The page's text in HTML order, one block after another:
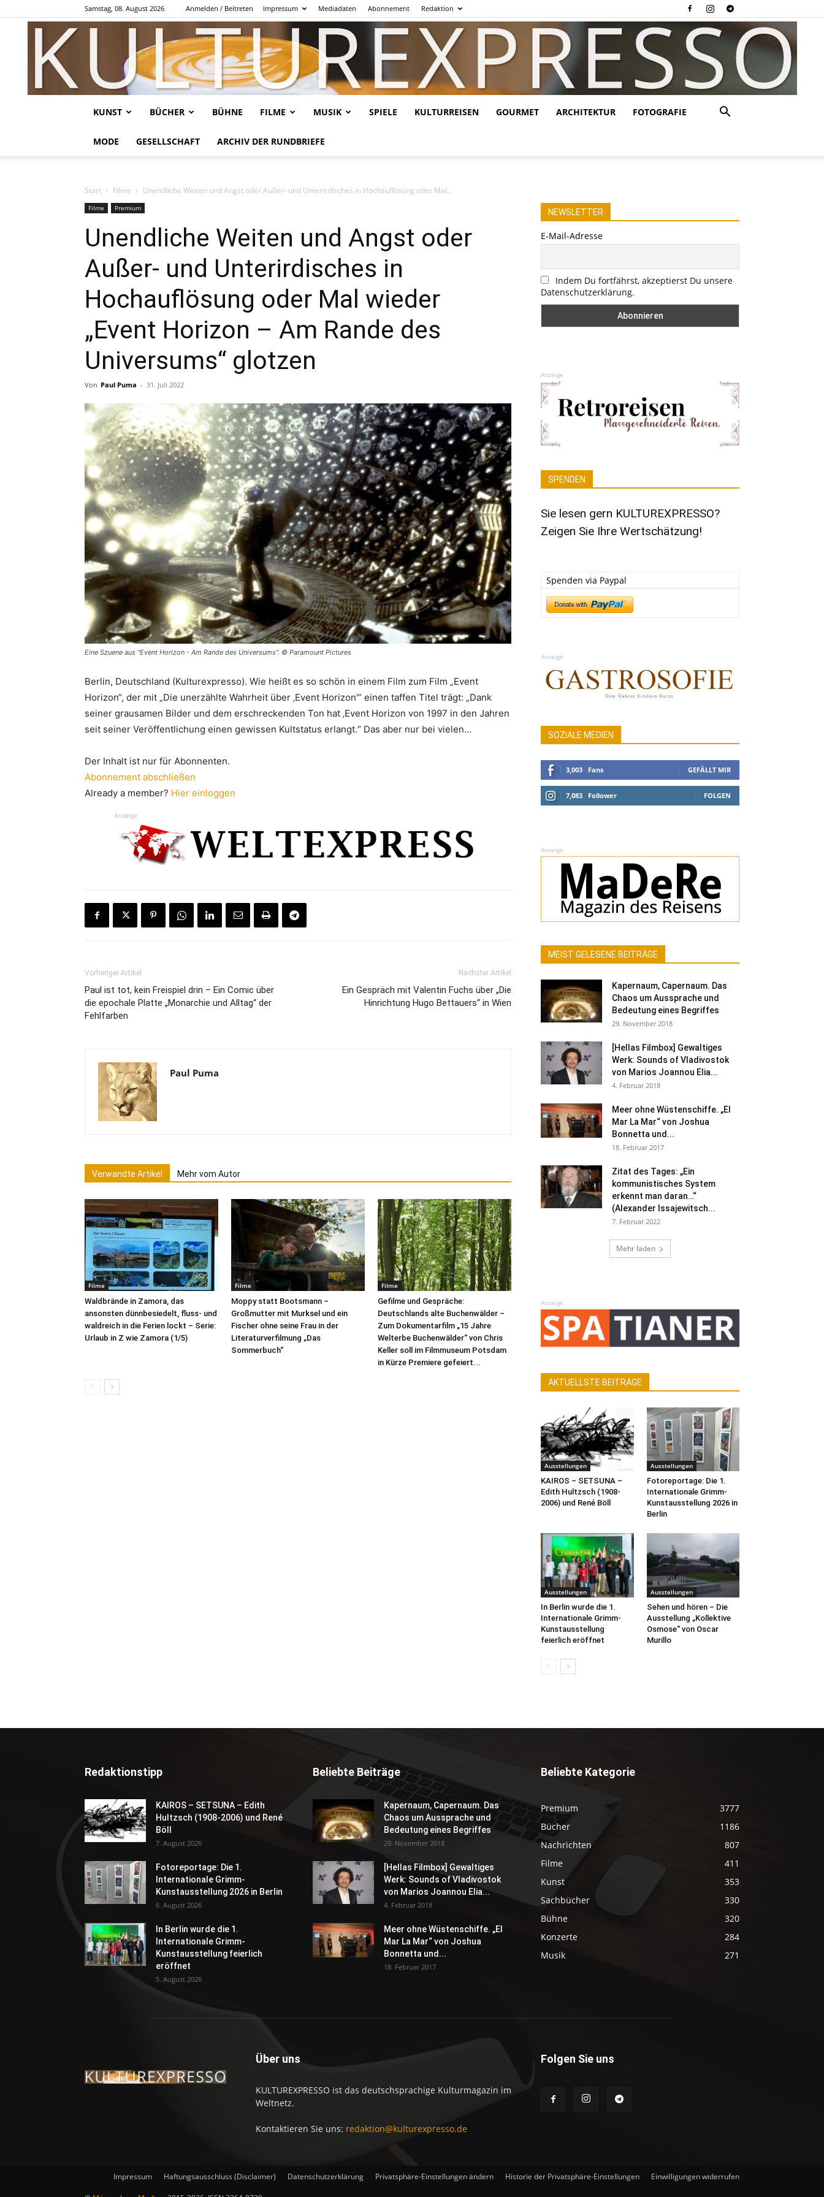
Samstag, 08. August 2026 Anmelden / Beitreten Impressum Mediadaten Abonnement Redaktion
KUNST BÜCHER BÜHNE FILME MUSIK SPIELE KULTURREISEN GOURMET ARCHITEKTUR FOTOGRAFIE
MODE GESELLSCHAFT ARCHIV DER RUNDBRIEFE
Start Filme Unendliche Weiten und Angst oder Außer- und Unterirdisches in Hochauflösung oder Mal...
Filme Premium
Unendliche Weiten und Angst oder
Außer- und Unterirdisches in
Hochauflösung oder Mal wieder
„Event Horizon – Am Rande des
Universums“ glotzen
Von Paul Puma - 31. Juli 2022
Eine Szuene aus "Event Horizon - Am Rande des Universums". © Paramount Pictures
Berlin, Deutschland (Kulturexpresso). Wie heißt es so schön in einem Film zum Film „Event
Horizon“, der mit „Die unerzählte Wahrheit über ‚Event Horizon'“ einen taffen Titel trägt: „Dank
seiner grausamen Bilder und dem erschreckenden Ton hat ‚Event Horizon von 1997 in den Jahren
seit seiner Veröffentlichung einen gewissen Kultstatus erlangt.“ Das aber nur bei vielen…
Der Inhalt ist nur für Abonnenten.
Abonnement abschließen
Already a member? Hier einloggen
Anzeige
Vorheriger Artikel
Paul ist tot, kein Freispiel drin – Ein Comic über
die epochale Platte „Monarchie und Alltag“ der
Fehlfarben
Nächster Artikel
Ein Gespräch mit Valentin Fuchs über „Die
Hinrichtung Hugo Bettauers“ in Wien
Paul Puma
Verwandte Artikel Mehr vom Autor
Filme
Waldbrände in Zamora, das
ansonsten dünnbesiedelt, fluss- und
waldreich in die Ferien lockt – Serie:
Urlaub in Z wie Zamora (1/5)
Filme
Moppy statt Bootsmann –
Großmutter mit Murksel und ein
Fischer ohne seine Frau in der
Literaturverfilmung „Das
Sommerbuch“
Filme
Gefilme und Gespräche:
Deutschlands alte Buchenwälder –
Zum Dokumentarfilm „15 Jahre
Welterbe Buchenwälder“ von Chris
Keller soll im Filmmuseum Potsdam
in Kürze Premiere gefeiert...
NEWSLETTER
E-Mail-Adresse
Indem Du fortfährst, akzeptierst Du unsere
Datenschutzerklärung.
Anzeige
SPENDEN
Sie lesen gern KULTUREXPRESSO?
Zeigen Sie Ihre Wertschätzung!
Spenden via Paypal
Anzeige
SOZIALE MEDIEN
3,003 Fans GEFÄLLT MIR
7,083 Follower FOLGEN
Anzeige
MEIST GELESENE BEITRÄGE
Kapernaum, Capernaum. Das
Chaos um Aussprache und
Bedeutung eines Begriffes
29. November 2018
[Hellas Filmbox] Gewaltiges
Werk: Sounds of Vladivostok
von Marios Joannou Elia...
4. Februar 2018
Meer ohne Wüstenschiffe. „El
Mar La Mar“ von Joshua
Bonnetta und...
18. Februar 2017
Zitat des Tages: „Ein
kommunistisches System
erkennt man daran…“
(Alexander Issajewitsch...
7. Februar 2022
Mehr laden
Anzeige
AKTUELLSTE BEITRÄGE
Ausstellungen
KAIROS – SETSUNA –
Edith Hultzsch (1908-
2006) und René Böll
Ausstellungen
Fotoreportage: Die 1.
Internationale Grimm-
Kunstausstellung 2026 in
Berlin
Ausstellungen
In Berlin wurde die 1.
Internationale Grimm-
Kunstausstellung
feierlich eröffnet
Ausstellungen
Sehen und hören – Die
Ausstellung „Kollektive
Osmose“ von Oscar
Murillo
Redaktionstipp
KAIROS – SETSUNA – Edith
Hultzsch (1908-2006) und René
Böll
7. August 2026
Fotoreportage: Die 1.
Internationale Grimm-
Kunstausstellung 2026 in Berlin
6. August 2026
In Berlin wurde die 1.
Internationale Grimm-
Kunstausstellung feierlich
eröffnet
5. August 2026
Beliebte Beiträge
Kapernaum, Capernaum. Das
Chaos um Aussprache und
Bedeutung eines Begriffes
29. November 2018
[Hellas Filmbox] Gewaltiges
Werk: Sounds of Vladivostok
von Marios Joannou Elia...
4. Februar 2018
Meer ohne Wüstenschiffe. „El
Mar La Mar“ von Joshua
Bonnetta und...
18. Februar 2017
Beliebte Kategorie
Premium
3777
Bücher
1186
Nachrichten
807
Filme
411
Kunst
353
Sachbücher
330
Bühne
320
Konzerte
284
Musik
271
Über uns
KULTUREXPRESSO ist das deutschsprachige Kulturmagazin im
Weltnetz.
Kontaktieren Sie uns: redaktion@kulturexpresso.de
Folgen Sie uns
Impressum Haftungsausschluss (Disclaimer) Datenschutzerklärung Privatsphäre-Einstellungen ändern Historie der Privatsphäre-Einstellungen Einwilligungen widerrufen